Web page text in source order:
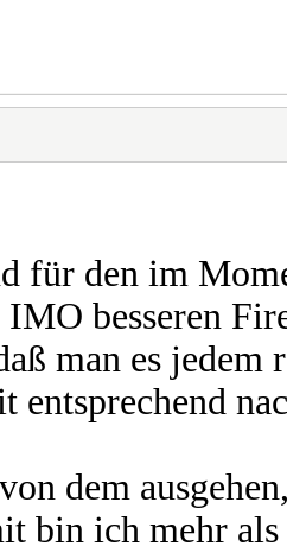
für den im
besseren
man es jedem
entsprechend
dem
bin ich mehr